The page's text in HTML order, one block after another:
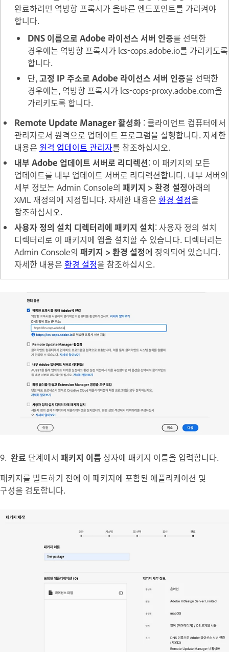
완료하려면 역방향 프록시가 올바른 엔드포인트를 가리켜야
합니다.
DNS 이름으로 Adobe 라이선스 서버 인증를 선택한
경우에는 역방향 프록시가 lcs-cops.adobe.io를 가리키도록
합니다.
단,고정 IP 주소로 Adobe 라이선스 서버 인증을 선택한
경우에는, 역방향 프록시가 lcs-cops-proxy.adobe.com을
가리키도록 합니다.
Remote Update Manager 활성화 : 클라이언트 컴퓨터에서
관리자로서 원격으로 업데이트 프로그램을 실행합니다. 자세한
내용은 원격 업데이트 관리자를 참조하십시오.
내부 Adobe 업데이트 서버로 리디렉션: 이 패키지의 모든
업데이트를 내부 업데이트 서버로 리디렉션합니다. 내부 서버의
세부 정보는 Admin Console의 패키지 > 환경 설정아래의
XML 재정의에 지정됩니다. 자세한 내용은 환경 설정을
참조하십시오.
사용자 정의 설치 디렉터리에 패키지 설치: 사용자 정의 설치
디렉터리로 이 패키지에 앱을 설치할 수 있습니다. 디렉터리는
Admin Console의 패키지 > 환경 설정에 정의되어 있습니다.
자세한 내용은 환경 설정을 참조하십시오.
9. 완료 단계에서 패키지 이름 상자에 패키지 이름을 입력합니다.
패키지를 빌드하기 전에 이 패키지에 포함된 애플리케이션 및
구성을 검토합니다.